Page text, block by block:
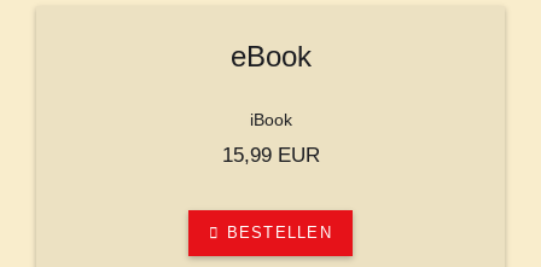
eBook
iBook
15,99 EUR
BESTELLEN